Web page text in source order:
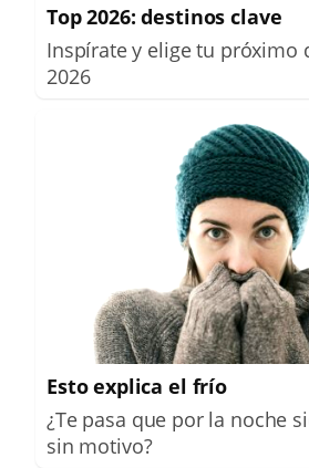
Top 2026: destinos clave
Inspírate y elige tu próximo
2026
Esto explica el frío
¿Te pasa que por la noche
sin motivo?